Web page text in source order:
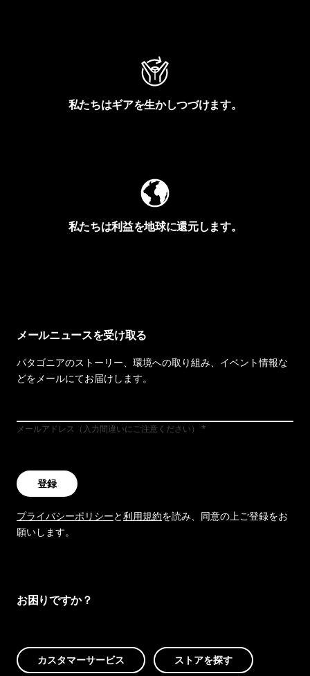
私たちはギアを生かしつづけます。
私たちは利益を地球に還元します。
メールニュースを受け取る
パタゴニアのストーリー、環境への取り組み、イベント情報な
どをメールにてお届けします。
メールアドレス（入力間違いにご注意ください）
登録
プライバシーポリシーと利用規約を読み、同意の上ご登録をお
願いします。
お困りですか？
カスタマーサービス ストアを探す